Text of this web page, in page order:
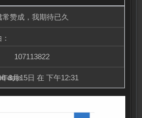
常赞成，我期待已久
107113822
8月15日 在 下午12:31